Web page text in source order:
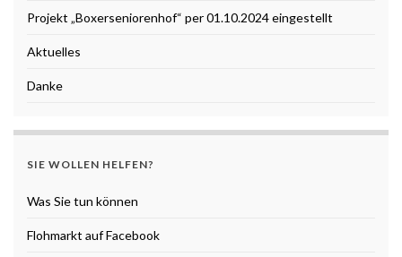
Projekt „Boxerseniorenhof“ per 01.10.2024 eingestellt
Aktuelles
Danke
SIE WOLLEN HELFEN?
Was Sie tun können
Flohmarkt auf Facebook